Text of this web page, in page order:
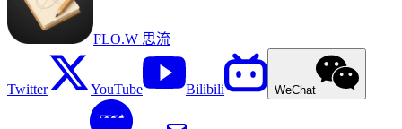
FLO.W 思流
Twitter YouTube Bilibili WeChat